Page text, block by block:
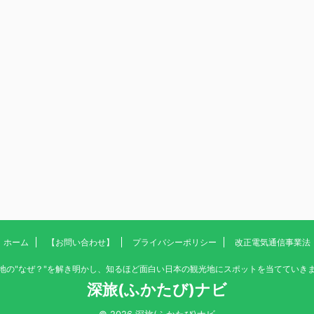
ホーム 【お問い合わせ】 プライバシーポリシー 改正電気通信事業法
の"なぜ？"を解き明かし、知るほど面白い日本の観光地にスポットを当てていき
深旅(ふかたび)ナビ